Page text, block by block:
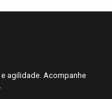
agilidade. Acompanhe